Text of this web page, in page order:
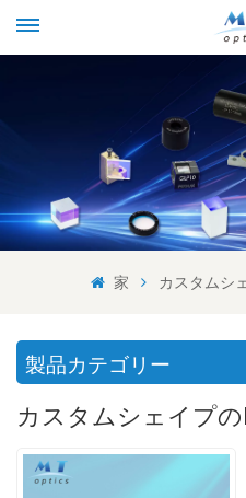
家 カスタムシ
製品カテゴリー
カスタムシェイプ